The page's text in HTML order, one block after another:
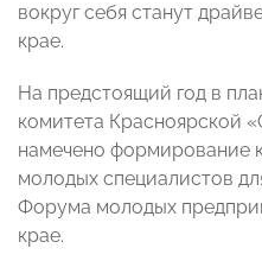
вокруг себя станут
крае.
На предстоящий год в
комитета
намечено формирование
молодых специалистов
Форума молодых
крае.